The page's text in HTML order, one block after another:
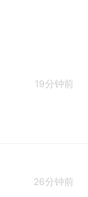
19分钟前
26分钟前